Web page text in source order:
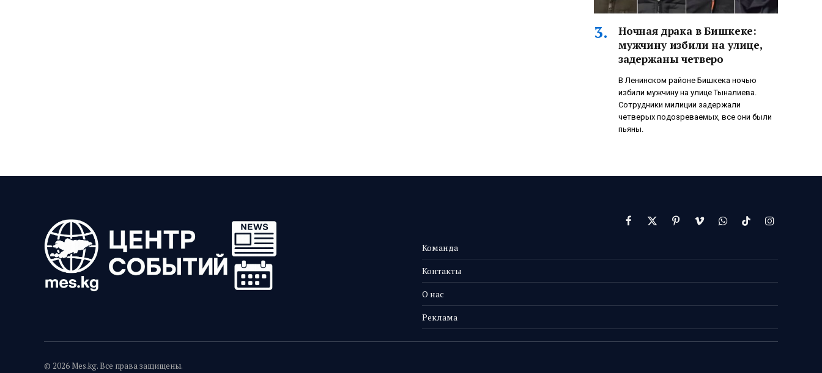
Ночная драка в Бишкеке:
мужчину избили на улице,
задержаны четверо
В Ленинском районе Бишкека ночью
избили мужчину на улице Тыналиева.
Сотрудники милиции задержали
четверых подозреваемых, все они были
пьяны.
Facebook
X
PinterestVimeoWhatsAppTikTokInstagram
Команда
Контакты
О нас
Реклама
© 2026 Mes.kg. Все права защищены.